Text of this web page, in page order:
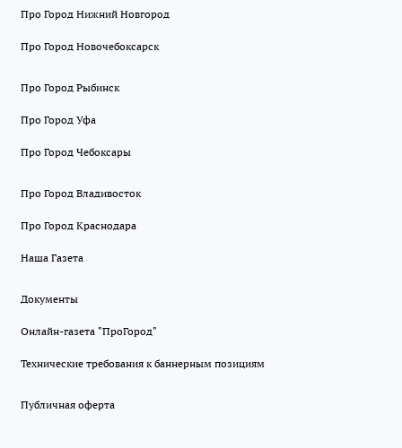
Про Город Нижний Новгород
Про Город Новочебоксарск
Про Город Рыбинск
Про Город Уфа
Про Город Чебоксары
Про Город Владивосток
Про Город Краснодара
Наша Газета
Документы
Онлайн-газета "ПроГород"
Технические требования к баннерным позициям
Публичная оферта